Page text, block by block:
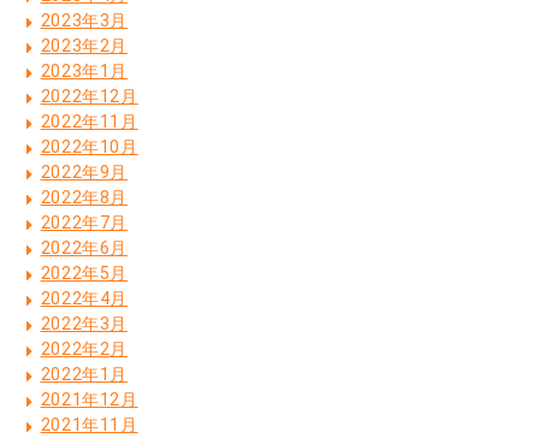
2023年3月
2023年2月
2023年1月
2022年12月
2022年11月
2022年10月
2022年9月
2022年8月
2022年7月
2022年6月
2022年5月
2022年4月
2022年3月
2022年2月
2022年1月
2021年12月
2021年11月